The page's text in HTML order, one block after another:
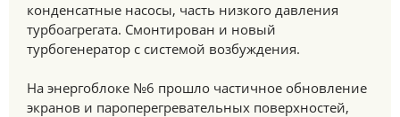
конденсатные насосы, часть низкого давления
турбоагрегата. Смонтирован и новый
турбогенератор с системой возбуждения.
На энергоблоке №6 прошло частичное обновление
экранов и пароперегревательных поверхностей,